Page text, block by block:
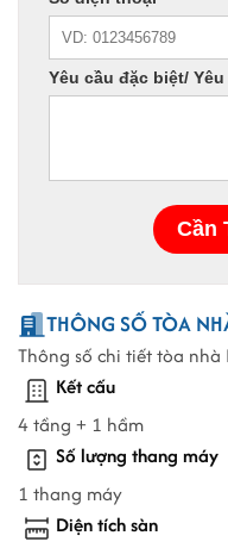
THÔNG SỐ TÒA
Thông số chi tiết tòa nhà
Kết cấu
4 tầng + 1 hầm
Số lượng thang máy
1 thang máy
Diện tích sàn